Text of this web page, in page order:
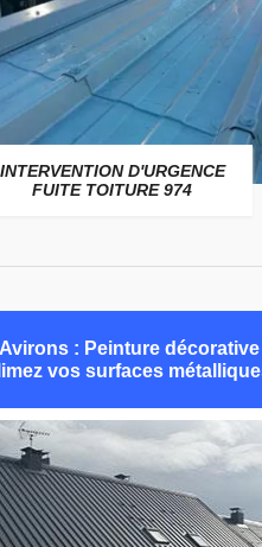
INTERVENTION D'URGENCE
FUITE TOITURE 974
: Peinture
vos surfaces